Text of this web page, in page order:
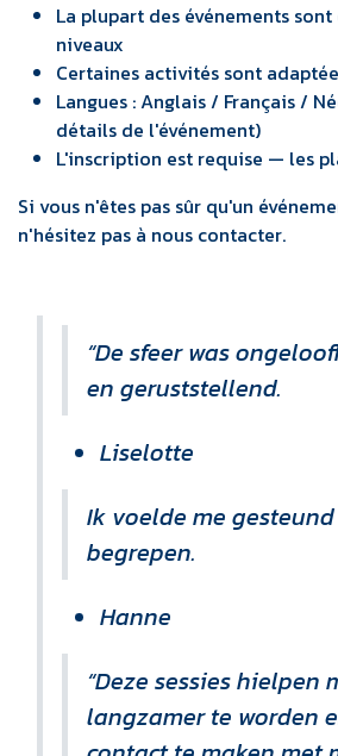
La plupart des événements
niveaux
Certaines activités sont
Langues : Anglais / Français /
détails de l'événement)
L'inscription est requise — les
Si vous n'êtes pas sûr qu'un
n'hésitez pas à nous contacter.
“De sfeer was
en geruststellend.
Liselotte
Ik voelde me
begrepen.
Hanne
“Deze sessies hielpen
langzamer te worden